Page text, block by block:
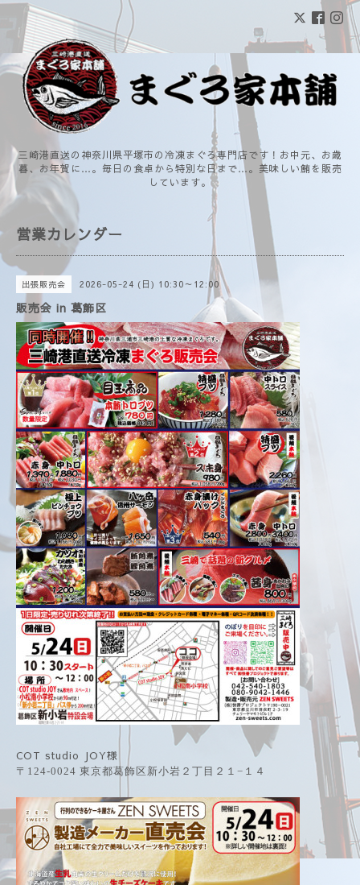
三崎港直送の神奈川県平塚市の冷凍まぐろ専門店です！お中元、お歳
暮、お年賀に…。毎日の食卓から特別な日まで…。美味しい鮪を販売
しています。
営業カレンダー
出張販売会 2026-05-24 (日) 10:30～12:00
販売会 in 葛飾区
COT studio JOY様
〒124-0024 東京都葛飾区新小岩２丁目２１−１４